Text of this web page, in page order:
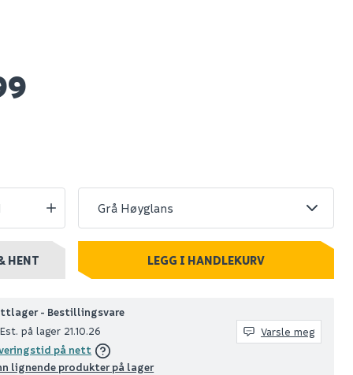
HENT LEGG I HANDLEKURV
- Bestillingsvare
Est. på lager 21.10.26
på nett
lignende produkter på lager
Varsle meg